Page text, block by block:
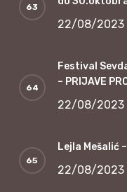
22/08/2023
Festival
– PRIJAVE
22/08/2023
Lejla Mešalić
22/08/2023